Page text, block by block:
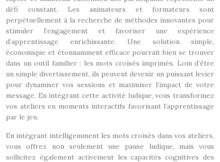
défi constant. Les animateurs et formateurs sont
perpétuellement à la recherche de méthodes innovantes pour
stimuler l’engagement et favoriser une expérience
d’apprentissage enrichissante. Une solution simple,
économique et étonnamment efficace pourrait bien se trouver
dans un outil familier : les mots croisés imprimés. Loin d’être
un simple divertissement, ils peuvent devenir un puissant levier
pour dynamiser vos sessions et maximiser l’impact de votre
message. En intégrant cette activité ludique, vous transformez
vos ateliers en moments interactifs favorisant l’apprentissage
par le jeu.
En intégrant intelligemment les mots croisés dans vos ateliers,
vous offrez non seulement une pause ludique, mais vous
sollicitez également activement les capacités cognitives des